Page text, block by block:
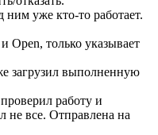
ним уже кто-то работает.
Open, только указывает
загрузил выполненную
работу и
не все. Отправлена на